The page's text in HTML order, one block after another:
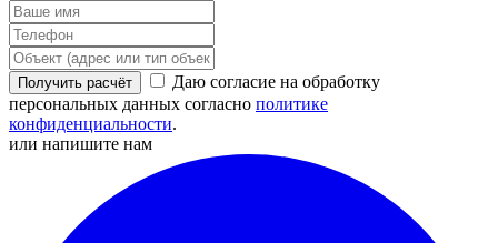
Получить расчёт
Даю согласие на обработку
персональных данных согласно политике
конфиденциальности.
или напишите нам